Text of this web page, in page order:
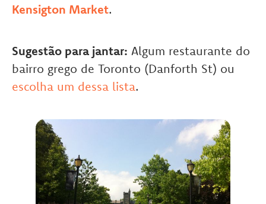
Kensigton Market.
Sugestão para jantar: Algum restaurante do
bairro grego de Toronto (Danforth St) ou
escolha um dessa lista.